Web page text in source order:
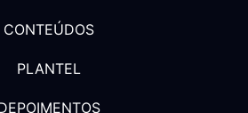
CONTEÚDOS
PLANTEL